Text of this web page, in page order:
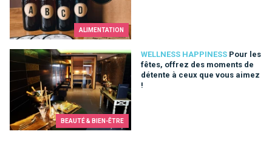
ALIMENTATION
BEAUTÉ & BIEN-ÊTRE
WELLNESS HAPPINESS Pour les
fêtes, offrez des moments de
détente à ceux que vous aimez
!
Pour les fêtes, offrez des moments de détente à ceux que